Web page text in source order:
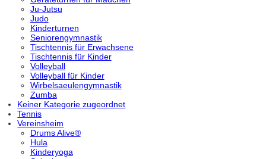
Ju-Jutsu
Judo
Kinderturnen
Seniorengymnastik
Tischtennis für Erwachsene
Tischtennis für Kinder
Volleyball
Volleyball für Kinder
Wirbelsaeulengymnastik
Zumba
Keiner Kategorie zugeordnet
Tennis
Vereinsheim
Drums Alive®
Hula
Kinderyoga